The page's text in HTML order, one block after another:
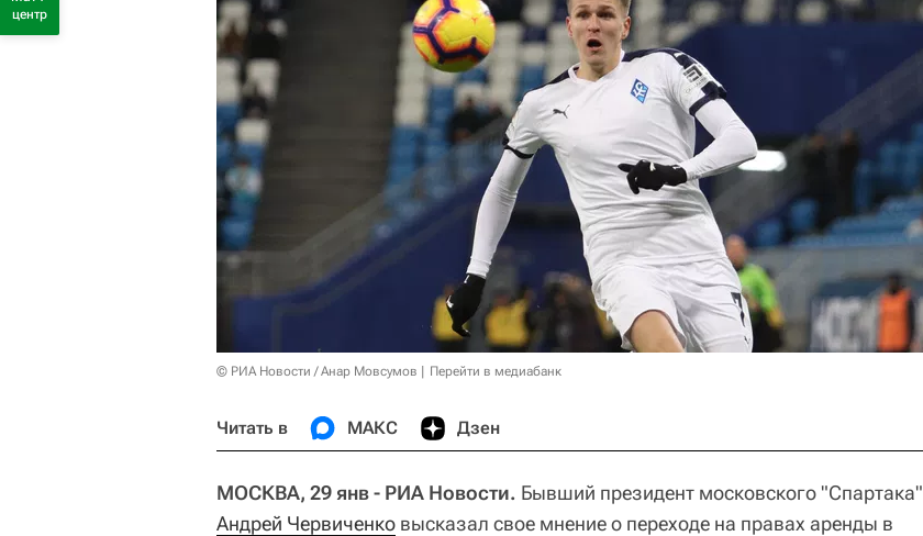
© РИА Новости / Анар Мовсумов Перейти в медиабанк
Читать в МАКС Дзен
МОСКВА, 29 янв - РИА Новости. Бывший президент московского "Спартака"
Андрей Червиченко высказал свое мнение о переходе на правах аренды в
центр